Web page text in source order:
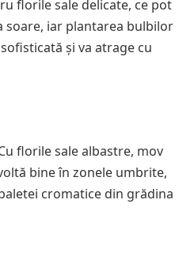
florile sale delicate, ce pot
soare, iar plantarea bulbilor
și va atrage cu
florile sale albastre, mov
bine în zonele umbrite,
cromatice din grădina